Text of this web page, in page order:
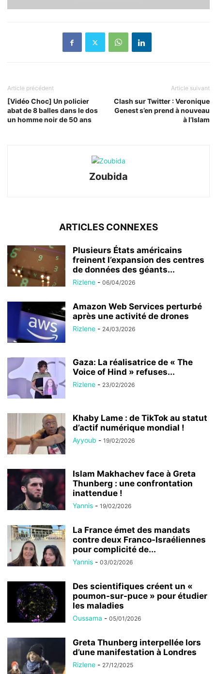
Article précédent
[Vidéo Choc] Un policier
abat de 8 balles dans le dos
un homme noir de 50 ans
Article suivant
Clash sur Twitter : Veronique
Genest s’en prend à nouveau
à l’Islam
Zoubida
ARTICLES CONNEXES
Plusieurs États américains
freinent l’expansion des centres
de données des géants...
Rizlene - 06/04/2026
Amazon Web Services perturbé
après une activité de drones
Rizlene - 24/03/2026
Gaza: La réalisatrice de « The
Voice of Hind » refuses...
Rizlene - 23/02/2026
Khaby Lame : de TikTok au statut
d’actif numérique mondial !
Ayyoub - 19/02/2026
Islam Makhachev face à Greta
Thunberg : une confrontation
inattendue !
Yannis - 19/02/2026
La France émet des mandats
contre deux Franco-Israéliennes
pour complicité de...
Yannis - 03/02/2026
Des scientifiques créent un «
poumon-sur-puce » pour étudier
les maladies
Oussama - 05/01/2026
Greta Thunberg interpellée lors
d’une manifestation à Londres
Rizlene - 27/12/2025